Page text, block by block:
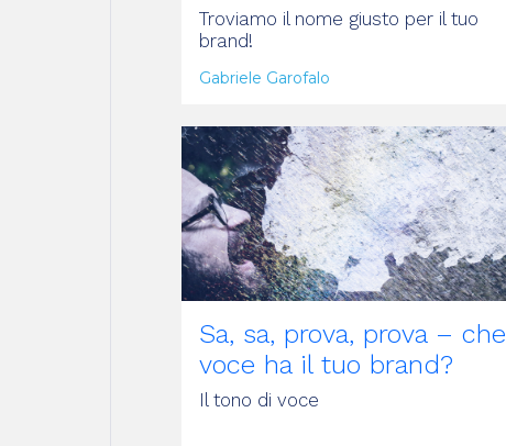
Troviamo il nome giusto per il tuo
brand!
Gabriele Garofalo
Sa, sa, prova, prova – che
voce ha il tuo brand?
Il tono di voce